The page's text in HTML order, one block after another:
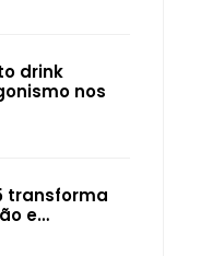
drink
nos
transforma
e…